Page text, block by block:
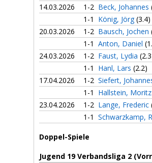
14.03.2026
1-2 Beck, Johannes
1-1
König, Jörg (3.4)
20.03.2026
1-2 Bausch, Jochen
1-1 Anton, Daniel
24.03.2026
1-2 Faust, Lydia
1-1
Hanl, Lars (2.2)
17.04.2026
1-2 Siefert,
1-1
Hallstein,
23.04.2026
1-2 Lange, Frederic
1-1 Schwarzkamp,
Doppel-Spiele
Jugend 19 Verbandsliga 2